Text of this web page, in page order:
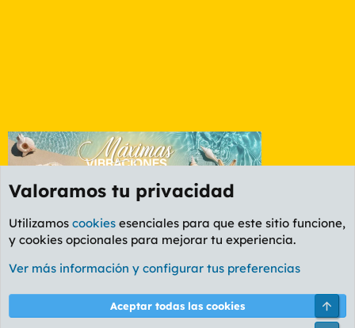
Etiquetas
Cookies
PL OLDSTYLE AMARILLO
Términos y reglas Política de privacidad Ayuda
Valoramos tu privacidad
Utilizamos cookies esenciales para que este sitio funcione,
y cookies opcionales para mejorar tu experiencia.
Ver más información y configurar tus preferencias
Aceptar todas las cookies